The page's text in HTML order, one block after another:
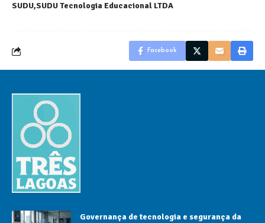
SUDU SUDU Tecnologia Educacional LTDA
Facebook
Governança de tecnologia e segurança da